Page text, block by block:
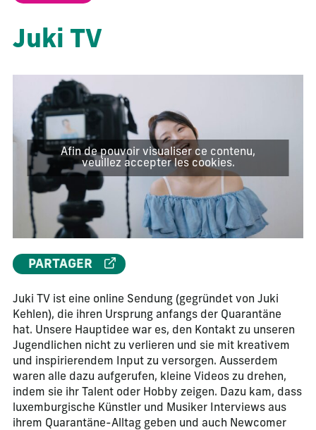
Juki TV
Afin de pouvoir visualiser ce contenu,
veuillez accepter les cookies.
Juki TV ist eine online Sendung (gegründet von Juki
Kehlen), die ihren Ursprung anfangs der Quarantäne
hat. Unsere Hauptidee war es, den Kontakt zu unseren
Jugendlichen nicht zu verlieren und sie mit kreativem
und inspirierendem Input zu versorgen. Ausserdem
waren alle dazu aufgerufen, kleine Videos zu drehen,
indem sie ihr Talent oder Hobby zeigen. Dazu kam, dass
luxemburgische Künstler und Musiker Interviews aus
ihrem Quarantäne-Alltag geben und auch Newcomer
PARTAGER